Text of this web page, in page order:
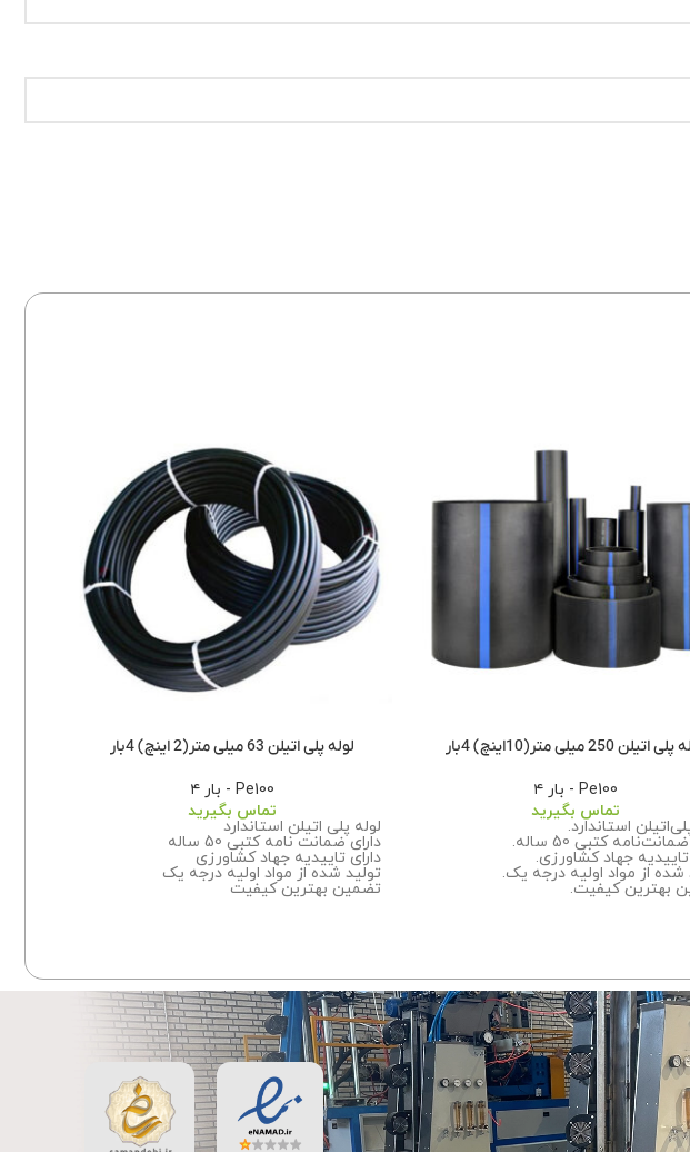
اتیلن 250 میلی متر(10اینچ) 4بار
Pe100 - بار ۴
تماس بگیرید
استاندارد.
کتبی 50 ساله.
تاییدیه جهاد کشاورزی.
شده از مواد اولیه درجه یک.
بهترین کیفیت.
اطلاعات بیشتر درباره سفارش این
لوله پلی اتیلن 63 میلی متر(2 اینچ) 4بار
Pe100 - بار ۴
تماس بگیرید
لوله پلی اتیلن استاندارد
دارای ضمانت نامه کتبی 50 ساله
دارای تاییدیه جهاد کشاورزی
تولید شده از مواد اولیه درجه یک
تضمین بهترین کیفیت
برای اطلاعات بیشتر درباره سفارش این